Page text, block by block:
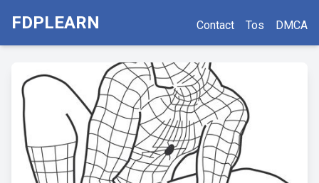
FDPLEARN Contact Tos DMCA